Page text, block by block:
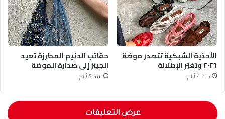
الأحذية الشبكية تتصدر موضة
٢٠٢٦ وتغيّر الإطلالة
منذ 4 أيام
حقائب الدنيم المطرزة تعيد
الجينز إلى صدارة الموضة
منذ 5 أيام
عرض التعليقات